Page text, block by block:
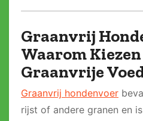
Graanvrij
Waarom
Graanvrije
Graanvrij hondenvoer
rijst of andere granen en